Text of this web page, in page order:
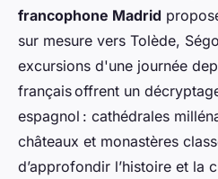
francophone Madrid
sur mesure vers Tolède,
excursions d'une journée
français offrent un
espagnol : cathédrales
châteaux et monastères
d’approfondir l’histoire et la